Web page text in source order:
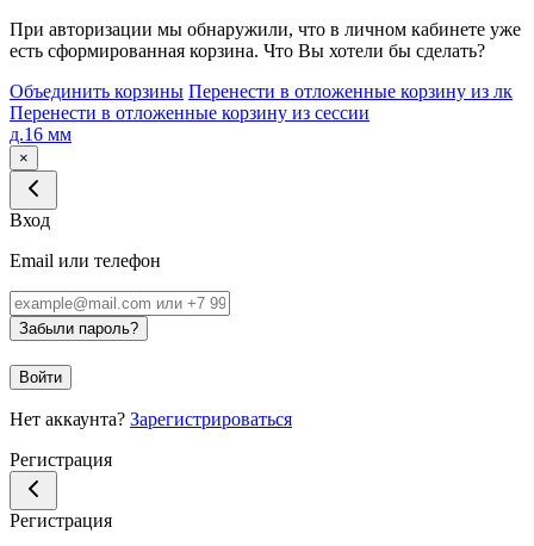
При авторизации мы обнаружили, что в личном кабинете уже
есть сформированная корзина. Что Вы хотели бы сделать?
Объединить корзины Перенести в отложенные корзину из лк
Перенести в отложенные корзину из сессии
д.16 мм
×
Вход
Email или телефон
Забыли пароль?
Войти
Нет аккаунта? Зарегистрироваться
Регистрация
Регистрация